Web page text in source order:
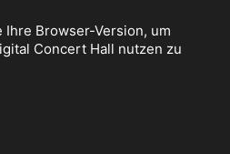
Browser-Version, um
Concert Hall nutzen zu